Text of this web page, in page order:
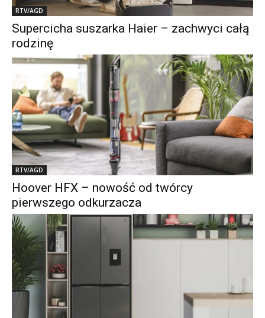
RTV/AGD
Supercicha suszarka Haier – zachwyci całą
rodzinę
RTV/AGD
Hoover HFX – nowość od twórcy
pierwszego odkurzacza